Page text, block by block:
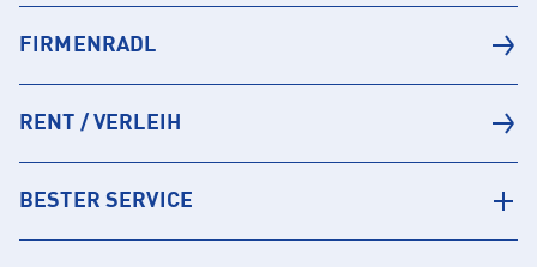
FIRMENRADL
RENT / VERLEIH
BESTER SERVICE